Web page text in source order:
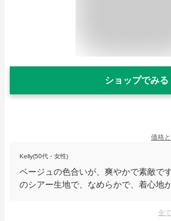
ショップでみる
価格
Kelly(50代・女性)
ベージュの色合いが、爽やかで素敵で
のシアー生地で、なめらかで、着心地
全